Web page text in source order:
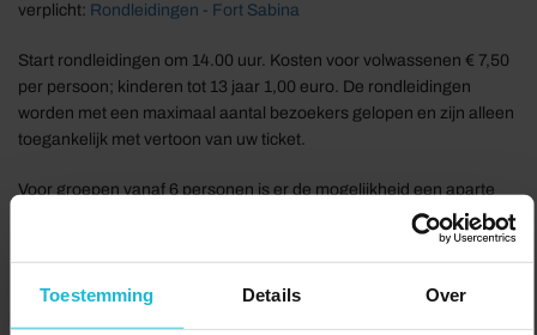
Toestemming Details Over
verplicht: Rondleidingen - Fort Sabina
Start rondleidingen om 14.00 uur. Kosten voor volwassenen € 7,50
per persoon; kinderen tot 13 jaar 1,00 euro. De rondleidingen
worden met een maximaal aantal bezoekers gelopen en zijn alleen
toegankelijk met vertoon van uw ticket.
Voor groepen vanaf 6 personen is er de mogelijkheid een aparte
aanvraagformulier in op de pagina rondleidingen van onze website.
https://fortsabina.nl/rondleidingen